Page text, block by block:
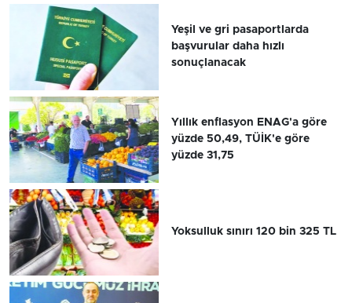
Yeşil ve gri pasaportlarda
başvurular daha hızlı
sonuçlanacak
Yıllık enflasyon ENAG'a göre
yüzde 50,49, TÜİK'e göre
yüzde 31,75
Yoksulluk sınırı 120 bin 325 TL